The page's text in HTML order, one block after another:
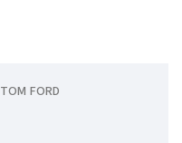
TOM FORD